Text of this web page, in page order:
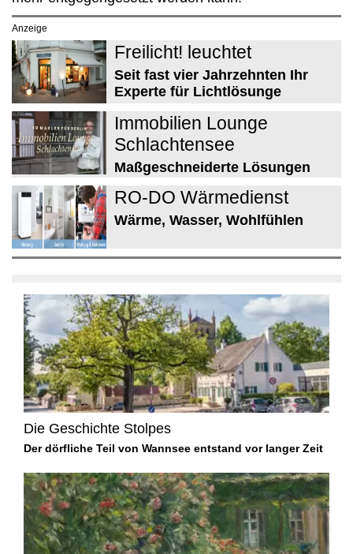
Anzeige
Freilicht! leuchtet
Seit fast vier Jahrzehnten Ihr
Experte für Lichtlösunge
Immobilien Lounge
Schlachtensee
Maßgeschneiderte Lösungen
RO-DO Wärmedienst
Wärme, Wasser, Wohlfühlen
Die Geschichte Stolpes
Der dörfliche Teil von Wannsee entstand vor langer Zeit